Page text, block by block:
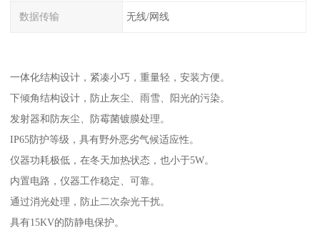
数据传输 无线/网线
一体化结构设计，紧凑小巧，重量轻，安装方便。
下倾角结构设计，防止灰尘、雨雪、阳光的污染。
发射器和防灰尘、防霉菌镀膜处理。
IP65防护等级，具有野外恶劣气候适应性。
仪器功耗极低，在冬天加热状态，也小于5W。
内置电路，仪器工作稳定、可靠。
通过消光处理，防止二次杂光干扰。
具有15KV的防静电保护。